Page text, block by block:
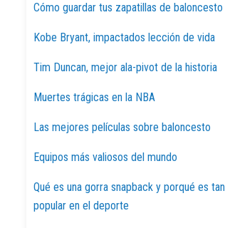
Cómo guardar tus zapatillas de baloncesto
Kobe Bryant, impactados lección de vida
Tim Duncan, mejor ala-pivot de la historia
Muertes trágicas en la NBA
Las mejores películas sobre baloncesto
Equipos más valiosos del mundo
Qué es una gorra snapback y porqué es tan
popular en el deporte